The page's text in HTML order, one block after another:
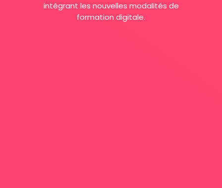
intégrant les nouvelles modalités de
formation digitale.